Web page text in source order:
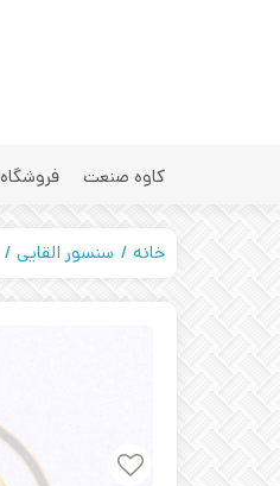
کاوه صنعت فروشگاه
خانه سنسور القایی